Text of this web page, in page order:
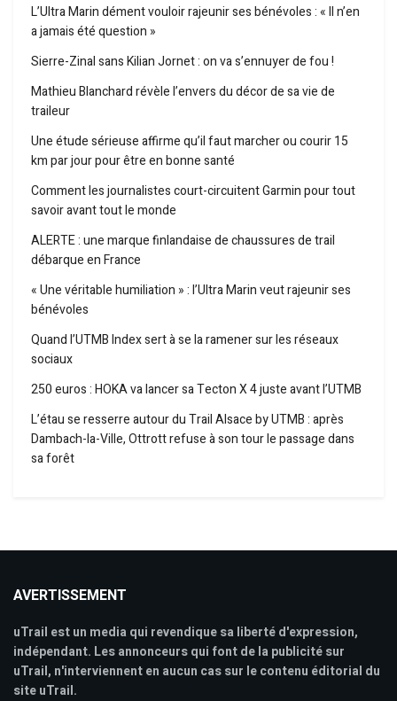
L’Ultra Marin dément vouloir rajeunir ses bénévoles : « Il n’en
a jamais été question »
Sierre-Zinal sans Kilian Jornet : on va s’ennuyer de fou !
Mathieu Blanchard révèle l’envers du décor de sa vie de
traileur
Une étude sérieuse affirme qu’il faut marcher ou courir 15
km par jour pour être en bonne santé
Comment les journalistes court-circuitent Garmin pour tout
savoir avant tout le monde
ALERTE : une marque finlandaise de chaussures de trail
débarque en France
« Une véritable humiliation » : l’Ultra Marin veut rajeunir ses
bénévoles
Quand l’UTMB Index sert à se la ramener sur les réseaux
sociaux
250 euros : HOKA va lancer sa Tecton X 4 juste avant l’UTMB
L’étau se resserre autour du Trail Alsace by UTMB : après
Dambach-la-Ville, Ottrott refuse à son tour le passage dans
sa forêt
AVERTISSEMENT
uTrail est un media qui revendique sa liberté d'expression,
indépendant. Les annonceurs qui font de la publicité sur
uTrail, n'interviennent en aucun cas sur le contenu éditorial du
site uTrail.